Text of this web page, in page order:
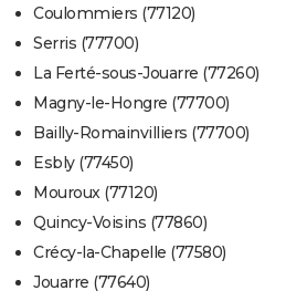
Coulommiers (77120)
Serris (77700)
La Ferté-sous-Jouarre (77260)
Magny-le-Hongre (77700)
Bailly-Romainvilliers (77700)
Esbly (77450)
Mouroux (77120)
Quincy-Voisins (77860)
Crécy-la-Chapelle (77580)
Jouarre (77640)